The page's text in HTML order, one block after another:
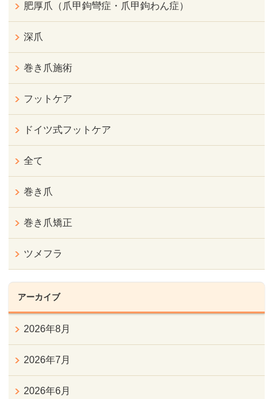
肥厚爪（爪甲鉤彎症・爪甲鉤わん症）
深爪
巻き爪施術
フットケア
ドイツ式フットケア
全て
巻き爪
巻き爪矯正
ツメフラ
アーカイブ
2026年8月
2026年7月
2026年6月